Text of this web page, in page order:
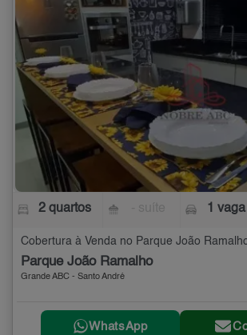
2 quartos 1 vaga
Parque João Ramalho
Grande ABC - Santo André
WhatsApp